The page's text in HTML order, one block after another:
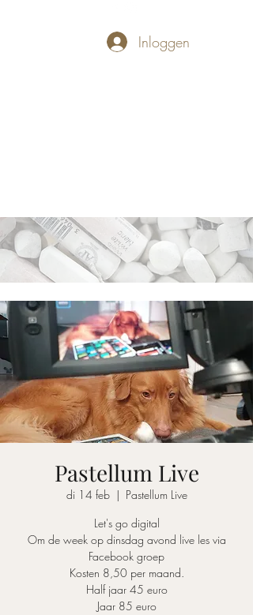
Inloggen
Pastellum Live
di 14 feb
  |
Pastellum Live
Let's go digital
Om de week op dinsdag avond live les via
Facebook groep
Kosten 8,50 per maand.
Half jaar 45 euro
Jaar 85 euro